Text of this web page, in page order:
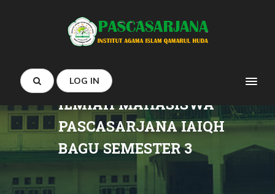
LOG IN
SHARING KARYA TULIS
ILMIAH MAHASISWA
PASCASARJANA IAIQH
BAGU SEMESTER 3